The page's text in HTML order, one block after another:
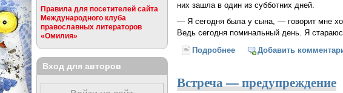
них зашла в один из субботних дней.
— Я сегодня была у сына, — говорит мне
Ведь сегодня поминальный день. Я
Подробнеео Все надо делать вовремя
Добавить
Встреча — предупреждение
Правила для посетителей сайта
Международного клуба
православных литераторов
«Омилия»
Вход для авторов